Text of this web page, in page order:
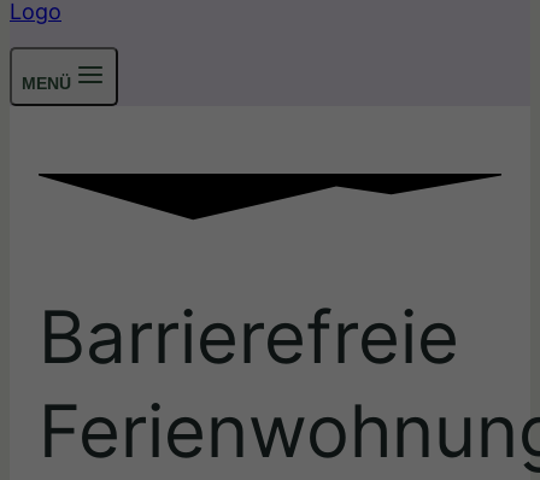
MENÜ
Barrierefreie